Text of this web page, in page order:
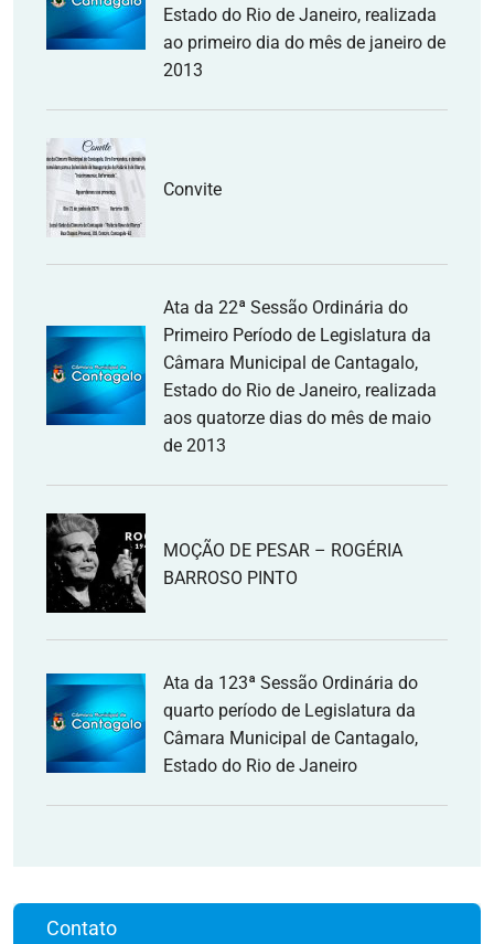
Estado do Rio de Janeiro, realizada
ao primeiro dia do mês de janeiro de
2013
Convite
Ata da 22ª Sessão Ordinária do
Primeiro Período de Legislatura da
Câmara Municipal de Cantagalo,
Estado do Rio de Janeiro, realizada
aos quatorze dias do mês de maio
de 2013
MOÇÃO DE PESAR – ROGÉRIA
BARROSO PINTO
Ata da 123ª Sessão Ordinária do
quarto período de Legislatura da
Câmara Municipal de Cantagalo,
Estado do Rio de Janeiro
Contato